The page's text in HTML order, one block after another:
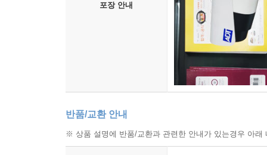
포장 안내
반품/교환 안내
※ 상품 설명에 반품/교환과 관련한 안내가 있는경우 아